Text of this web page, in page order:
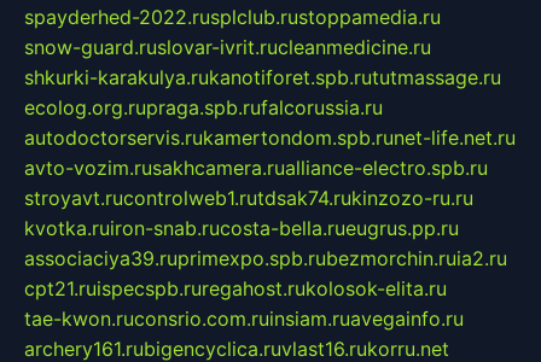
spayderhed-2022.rusplclub.rustoppamedia.ru
snow-guard.ruslovar-ivrit.rucleanmedicine.ru
shkurki-karakulya.rukanotiforet.spb.rututmassage.ru
ecolog.org.rupraga.spb.rufalcorussia.ru
autodoctorservis.rukamertondom.spb.runet-life.net.ru
avto-vozim.rusakhcamera.rualliance-electro.spb.ru
stroyavt.rucontrolweb1.rutdsak74.rukinzozo-ru.ru
kvotka.ruiron-snab.rucosta-bella.rueugrus.pp.ru
associaciya39.ruprimexpo.spb.rubezmorchin.ruia2.ru
cpt21.ruispecspb.ruregahost.rukolosok-elita.ru
tae-kwon.ruconsrio.com.ruinsiam.ruavegainfo.ru
archery161.rubigencyclica.ruvlast16.rukorru.net